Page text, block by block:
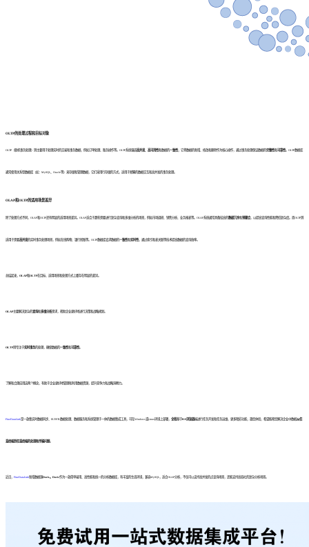
OLTP的处理过程和目标对象
OLTP（联机事务处理）则主要用于处理实时的交易和事务数据，例如订单处理、账务操作等。OLTP系统强调高并发、 高可用性和数据的一致性 ，它将数据的新增、修改和删除作为核心操作，通过事务处理保证数据的完整性和 可靠性。OLTP数据库
通常使用关系型数据库（如：MySQL、Oracle等）来存储和管理数据，它们采用行存储的方式，适用于频繁的数据交互和高并发的事务处理。
OLAP和OLTP的适用场景差异
除了处理方式不同，OLAP和OLTP还有明显的适用场景差异。OLAP适合于那些需要进行复杂查询和多维分析的场景，例如市场调研、销售分析、业务报表等。OLAP系统通常具备较高的 数据冗余和 预聚合，以提高查询性能和降低复杂度。而OLTP则
适用于需要高并发的实时事务处理场景，例如在线购物、银行转账等。OLTP数据库追求数据的 一致性 和 实时性 ，通过索引和表关联等技术提高数据的查询效率。
总结起来， OLAP 和 OLTP在目标、适用场景和处理方式上都存在明显的差异。
OLAP主要解决复杂的 查询和 多维分析需求，帮助企业更好地进行决策和战略规划。
OLTP 则专注于实时事务的处理，确保数据的 一致性 和 可靠性
了解和合理应用这两个概念，有助于企业更好地管理和利用数据资源，提升竞争力和战略洞察力。
FineDataLink 是一款集实时数据同步、ELT/ETL数据处理、数据服务和系统管理于一体的数据集成工具，可在Windows或Linux环境上部署， 全程基于B/S浏览器 端进行任务开发和任务运维，更多精彩功能，邀您体验，希望能帮您解决企业中数据 从任
意终端到任意终端的处理和传输问题
近日， FineDataLink新增数据源 Doris。 Doris作为一款简单易用、高性能和统一的分析数据库，有丰富的生态环境，兼容MySQL，适合OLAP分析，不仅可以支持高并发的点查询场景，还能支持高吞吐的复杂分析场景。